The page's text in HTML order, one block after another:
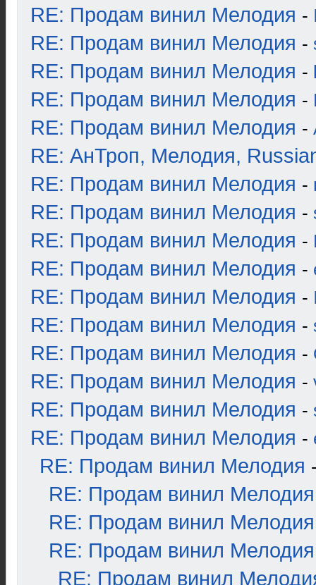
RE: Продам винил Мелодия -
RE: Продам винил Мелодия -
RE: Продам винил Мелодия -
RE: Продам винил Мелодия -
RE: Продам винил Мелодия -
RE: АнТроп, Мелодия,
RE: Продам винил Мелодия -
RE: Продам винил Мелодия -
RE: Продам винил Мелодия -
RE: Продам винил Мелодия -
RE: Продам винил Мелодия -
RE: Продам винил Мелодия -
RE: Продам винил Мелодия -
RE: Продам винил Мелодия -
RE: Продам винил Мелодия -
RE: Продам винил Мелодия -
RE: Продам винил Мелодия
RE: Продам винил Мелодия
RE: Продам винил Мелодия
RE: Продам винил Мелодия
RE: Продам винил